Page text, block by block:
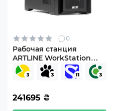
0
Рабочая станция
ARTLINE WorkStation
W96 Windows 11 Pro
(W96v63Win)
241695 ₴